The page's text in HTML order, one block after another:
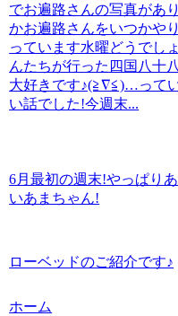
でお遍路さんの写真があ
かお遍路さんをいつかや
っています水曜どうでし
んたちが行った四国八十
大好きです♪(≧∇≦)…って
い話でした!今週末...
6月最初の週末!やっぱり
いあまちゃん!
ローベッドのご紹介です♪
ホーム